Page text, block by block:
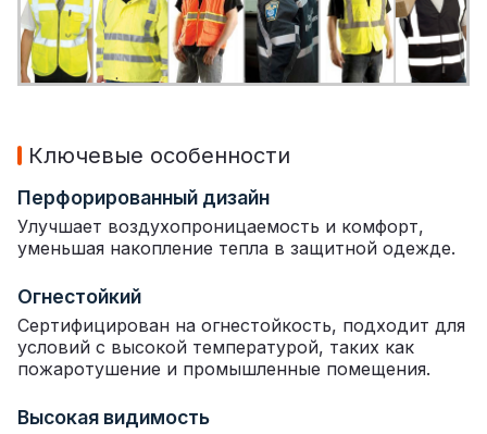
Ключевые особенности
Перфорированный дизайн
Улучшает воздухопроницаемость и комфорт,
уменьшая накопление тепла в защитной одежде.
Огнестойкий
Сертифицирован на огнестойкость, подходит для
условий с высокой температурой, таких как
пожаротушение и промышленные помещения.
Высокая видимость